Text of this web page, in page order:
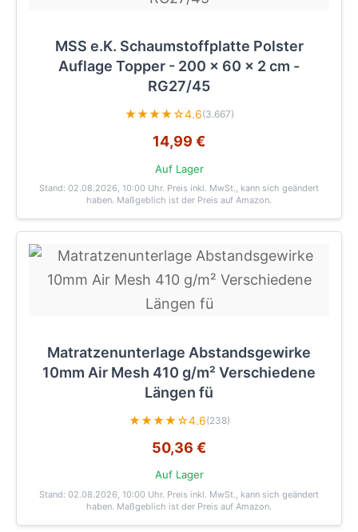
MSS e.K. Schaumstoffplatte Polster
Auflage Topper - 200 x 60 x 2 cm -
RG27/45
★★★★☆4.6(3.667)
14,99 €
Auf Lager
Stand: 02.08.2026, 10:00 Uhr. Preis inkl. MwSt., kann sich geändert
haben. Maßgeblich ist der Preis auf Amazon.
Matratzenunterlage Abstandsgewirke
10mm Air Mesh 410 g/m² Verschiedene
Längen fü
★★★★☆4.6(238)
50,36 €
Auf Lager
Stand: 02.08.2026, 10:00 Uhr. Preis inkl. MwSt., kann sich geändert
haben. Maßgeblich ist der Preis auf Amazon.